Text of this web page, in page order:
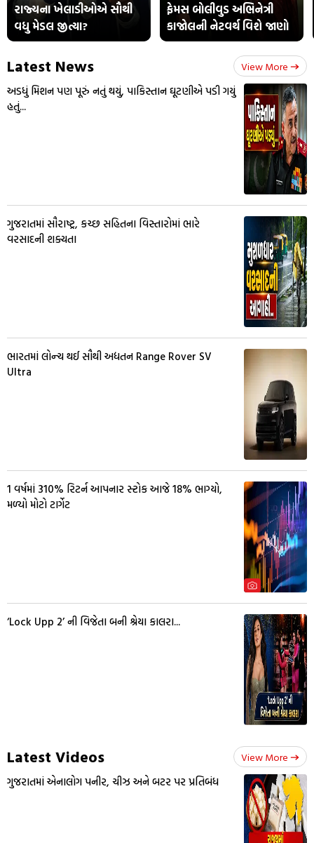
રાજ્યના ખેલાડીઓએ સૌથી
વધુ મેડલ જીત્યા?
ફેમસ બોલીવુડ અભિનેત્રી
કાજોલની નેટવર્થ વિશે જાણો
Latest News View More
અડધું મિશન પણ પૂરું નતું થયું, પાકિસ્તાન ઘૂટણીએ પડી ગયું
હતું...
ગુજરાતમાં સૌરાષ્ટ્ર, કચ્છ સહિતના વિસ્તારોમાં ભારે
વરસાદની શક્યતા
ભારતમાં લોન્ચ થઈ સૌથી અદ્યતન Range Rover SV
Ultra
1 વર્ષમાં 310% રિટર્ન આપનાર સ્ટોક આજે 18% ભાગ્યો,
મળ્યો મોટો ટાર્ગેટ
‘Lock Upp 2’ ની વિજેતા બની શ્રેયા કાલરા...
Latest Videos View More
ગુજરાતમાં એનાલોગ પનીર, ચીઝ અને બટર પર પ્રતિબંધ